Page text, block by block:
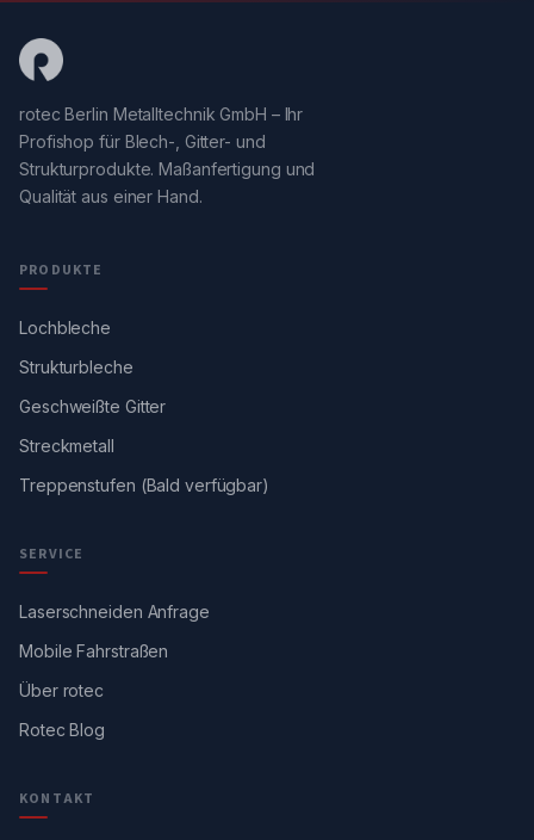
rotec Berlin Metalltechnik GmbH – Ihr
Profishop für Blech-, Gitter- und
Strukturprodukte. Maßanfertigung und
Qualität aus einer Hand.
PRODUKTE
Lochbleche
Strukturbleche
Geschweißte Gitter
Streckmetall
Treppenstufen (Bald verfügbar)
SERVICE
Laserschneiden Anfrage
Mobile Fahrstraßen
Über rotec
Rotec Blog
KONTAKT